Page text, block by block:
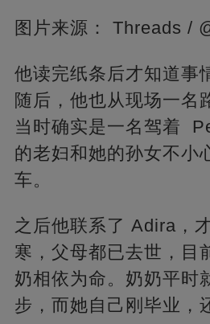
图片来源： Threads /
他读完纸条后才知道事
随后，他也从现场一名
当时确实是一名驾着
的老妇和她的孙女不小
车。
之后他联系了 Adira，
寒，父母都已去世，目
奶相依为命。奶奶平时
步，而她自己刚毕业，